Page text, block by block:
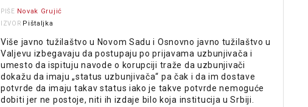
PIŠE Novak Grujić
IZVOR Pištaljka
Više javno tužilaštvo u Novom Sadu i Osnovno javno tužilaštvo u
Valjevu izbegavaju da postupaju po prijavama uzbunjivača i
umesto da ispituju navode o korupciji traže da uzbunjivači
dokažu da imaju „status uzbunjivača“ pa čak i da im dostave
potvrde da imaju takav status iako je takve potvrde nemoguće
dobiti jer ne postoje, niti ih izdaje bilo koja institucija u Srbiji.